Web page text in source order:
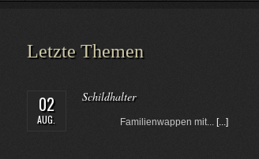
Letzte Themen
02
AUG.
Schildhalter
Familienwappen mit... [...]